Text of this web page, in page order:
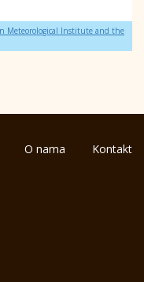
Meteorological Institute and the
O nama Kontakt